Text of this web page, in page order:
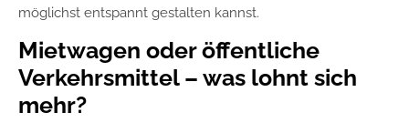
möglichst entspannt gestalten kannst.
Mietwagen oder öffentliche
Verkehrsmittel – was lohnt sich
mehr?